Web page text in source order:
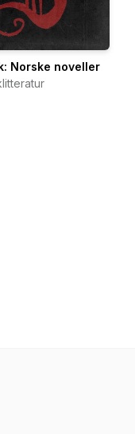
Norske noveller